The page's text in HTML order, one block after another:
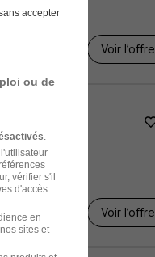
Voir l’offre
Voir l’offre
accepter
ou de
vérifier s'il
d'accès
en
sites et